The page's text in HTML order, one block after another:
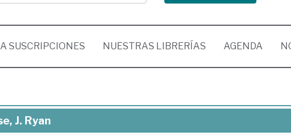
SUSCRIPCIONES NUESTRAS LIBRERÍAS AGENDA
J. Ryan